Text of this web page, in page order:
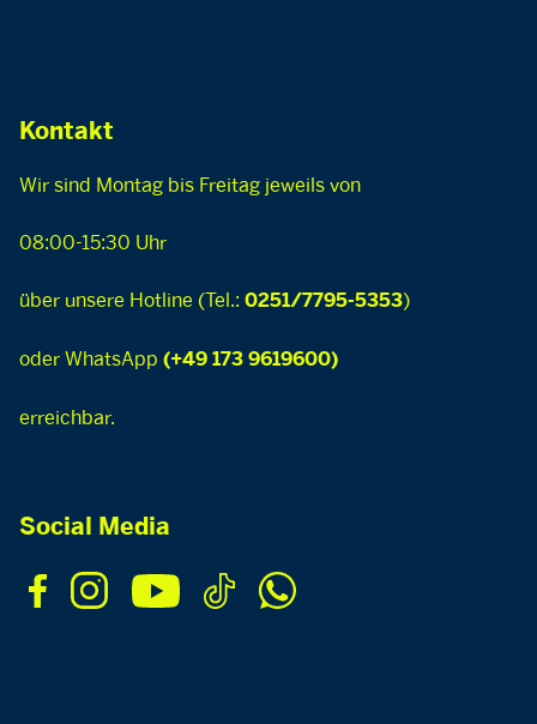
Kontakt
Wir sind Montag bis Freitag jeweils von
08:00-15:30 Uhr
über unsere Hotline (Tel.: 0251/7795-5353)
oder WhatsApp (+49 173 9619600)
erreichbar.
Social Media